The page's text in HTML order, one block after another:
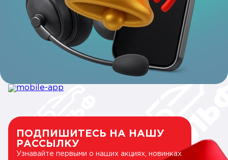
ПОДПИШИТЕСЬ НА НАШУ
РАССЫЛКУ
Узнавайте первыми о наших акциях, новинках